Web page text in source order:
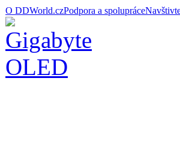
O DDWorld.czPodpora a spolupráce